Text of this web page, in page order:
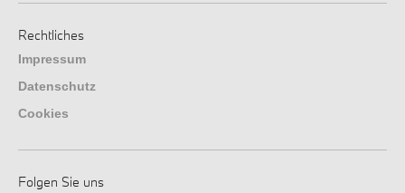
Rechtliches
Impressum
Datenschutz
Cookies
Folgen Sie uns